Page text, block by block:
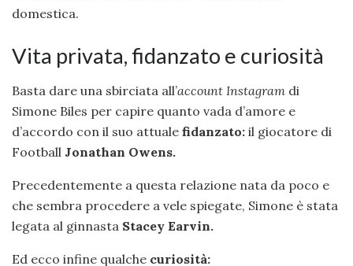
domestica.
Vita privata, fidanzato e curiosità
Basta dare una sbirciata all’account Instagram di
Simone Biles per capire quanto vada d’amore e
d’accordo con il suo attuale fidanzato: il giocatore di
Football Jonathan Owens.
Precedentemente a questa relazione nata da poco e
che sembra procedere a vele spiegate, Simone è stata
legata al ginnasta Stacey Earvin.
Ed ecco infine qualche curiosità: